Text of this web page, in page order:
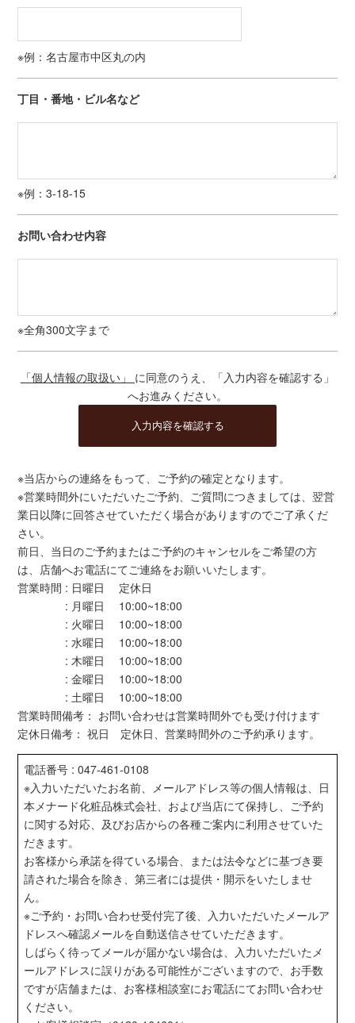
※例：名古屋市中区丸の内
丁目・番地・ビル名など
※例：3-18-15
お問い合わせ内容
※全角300文字まで
「個人情報の取扱い」 に同意のうえ、「入力内容を確認する」
へお進みください。
※当店からの連絡をもって、ご予約の確定となります。
※営業時間外にいただいたご予約、ご質問につきましては、翌営
業日以降に回答させていただく場合がありますのでご了承くだ
さい。
前日、当日のご予約またはご予約のキャンセルをご希望の方
は、店舗へお電話にてご連絡をお願いいたします。
営業時間 : 日曜日 定休日
: 月曜日 10:00~18:00
: 火曜日 10:00~18:00
: 水曜日 10:00~18:00
: 木曜日 10:00~18:00
: 金曜日 10:00~18:00
: 土曜日 10:00~18:00
営業時間備考： お問い合わせは営業時間外でも受け付けます
定休日備考： 祝日 定休日、営業時間外のご予約承ります。
電話番号 : 047-461-0108
※入力いただいたお名前、メールアドレス等の個人情報は、日
本メナード化粧品株式会社、および当店にて保持し、ご予約
に関する対応、及びお店からの各種ご案内に利用させていた
だきます。
お客様から承諾を得ている場合、または法令などに基づき要
請された場合を除き、第三者には提供・開示をいたしませ
ん。
※ご予約・お問い合わせ受付完了後、入力いただいたメールア
ドレスへ確認メールを自動送信させていただきます。
しばらく待ってメールが届かない場合は、入力いただいたメ
ールアドレスに誤りがある可能性がございますので、お手数
ですが店舗または、お客様相談室にお電話にてお問い合わせ
ください。